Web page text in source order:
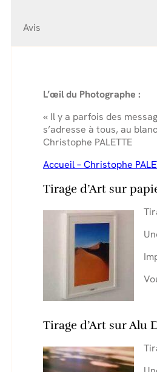
Avis
L’œil du Photographe :
« Il y a parfois des
s’adresse à tous, au
Christophe PALETTE
Accueil – Christophe
Tirage d’Art sur
Tirage d’Art sur Alu